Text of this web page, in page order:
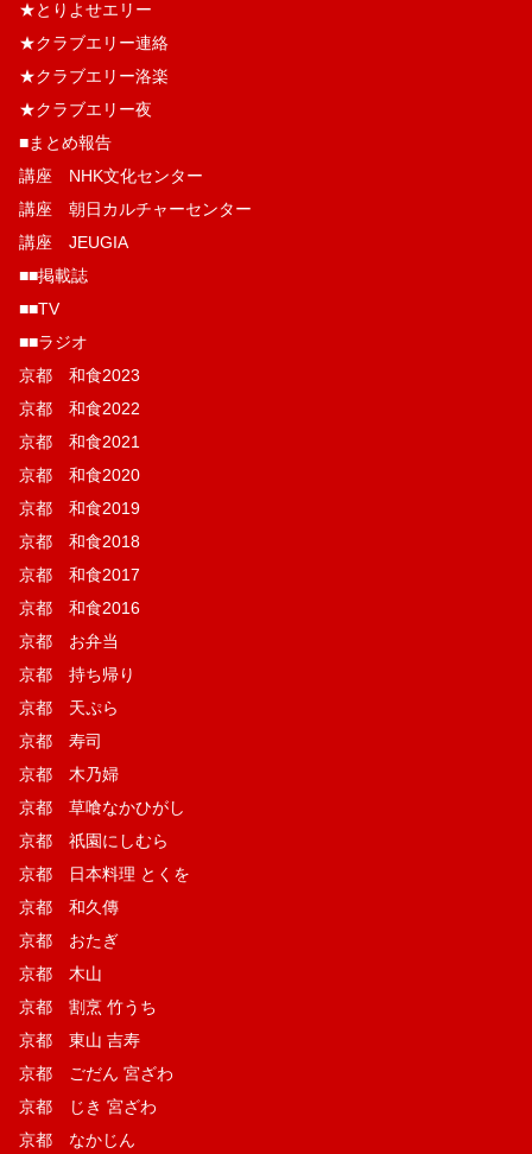
★とりよせエリー
★クラブエリー連絡
★クラブエリー洛楽
★クラブエリー夜
■まとめ報告
講座 NHK文化センター
講座 朝日カルチャーセンター
講座 JEUGIA
■■掲載誌
■■TV
■■ラジオ
京都 和食2023
京都 和食2022
京都 和食2021
京都 和食2020
京都 和食2019
京都 和食2018
京都 和食2017
京都 和食2016
京都 お弁当
京都 持ち帰り
京都 天ぷら
京都 寿司
京都 木乃婦
京都 草喰なかひがし
京都 祇園にしむら
京都 日本料理 とくを
京都 和久傳
京都 おたぎ
京都 木山
京都 割烹 竹うち
京都 東山 吉寿
京都 ごだん 宮ざわ
京都 じき 宮ざわ
京都 なかじん